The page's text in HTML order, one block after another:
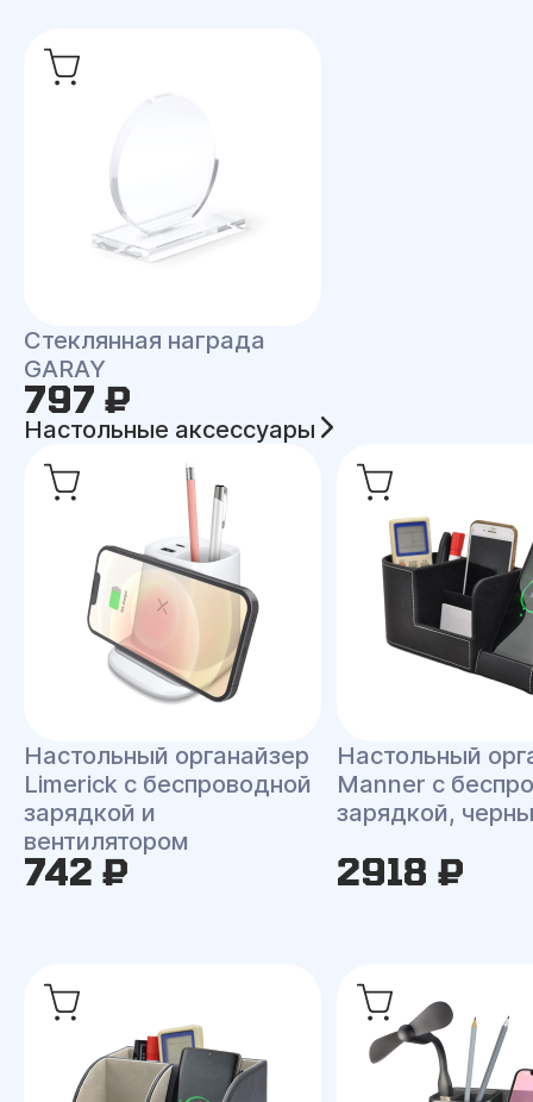
Стеклянная награда
GARAY
797 ₽
Настольные аксессуары
Настольный органайзер
Limerick c беспроводной
зарядкой и
вентилятором
742 ₽
Настольный
Manner c
зарядкой,
2918 ₽